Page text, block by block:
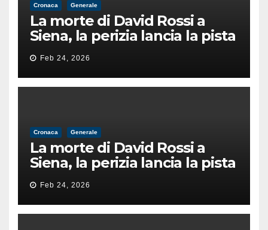
Cronaca Generale
La morte di David Rossi a
Siena, la perizia lancia la pista
di un’intimidazione finita
male
Feb 24, 2026
Cronaca Generale
La morte di David Rossi a
Siena, la perizia lancia la pista
di un’intimidazione finita
male
Feb 24, 2026